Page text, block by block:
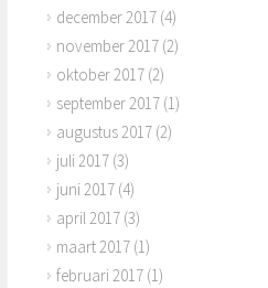
december 2017 (4)
november 2017 (2)
oktober 2017 (2)
september 2017 (1)
augustus 2017 (2)
juli 2017 (3)
juni 2017 (4)
april 2017 (3)
maart 2017 (1)
februari 2017 (1)